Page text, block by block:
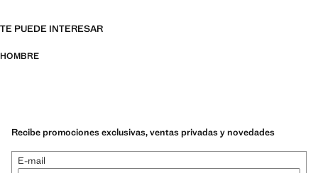
TE PUEDE INTERESAR
HOMBRE
Recibe promociones exclusivas, ventas privadas y novedades
E-mail